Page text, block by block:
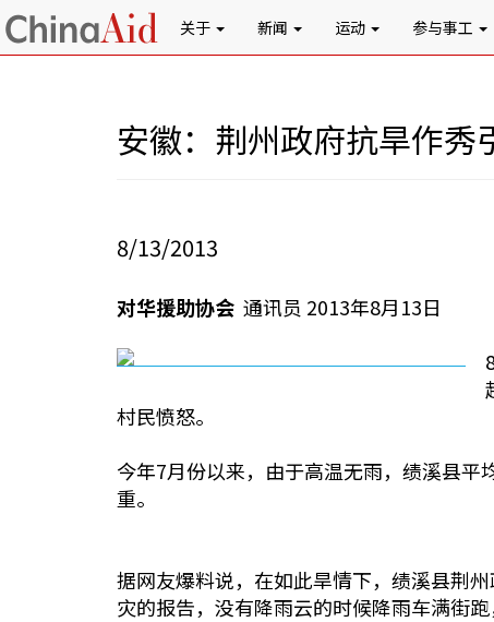
关于 新闻 运动 参与事工
安徽：荆州政府抗旱作秀
8/13/2013
对华援助协会 通讯员 2013年8月13日
村民愤怒。
今年7月份以来，由于高温无雨，绩溪县
重。
据网友爆料说，在如此旱情下，绩溪县荆
灾的报告，没有降雨云的时候降雨车满街